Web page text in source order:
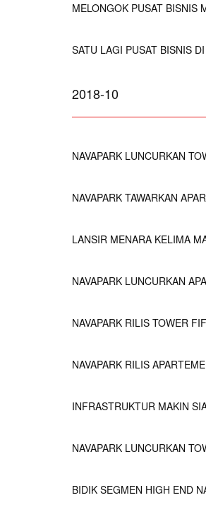
MELONGOK PUSAT BISNIS
SATU LAGI PUSAT BISNIS
2018-10
NAVAPARK LUNCURKAN
NAVAPARK TAWARKAN
LANSIR MENARA KELIMA
NAVAPARK LUNCURKAN
NAVAPARK RILIS TOWER
NAVAPARK RILIS
INFRASTRUKTUR MAKIN
NAVAPARK LUNCURKAN
BIDIK SEGMEN HIGH END